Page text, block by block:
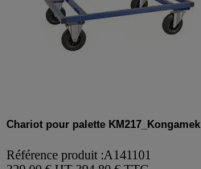
Chariot pour palette KM217_Kongamek
Référence produit :A141101